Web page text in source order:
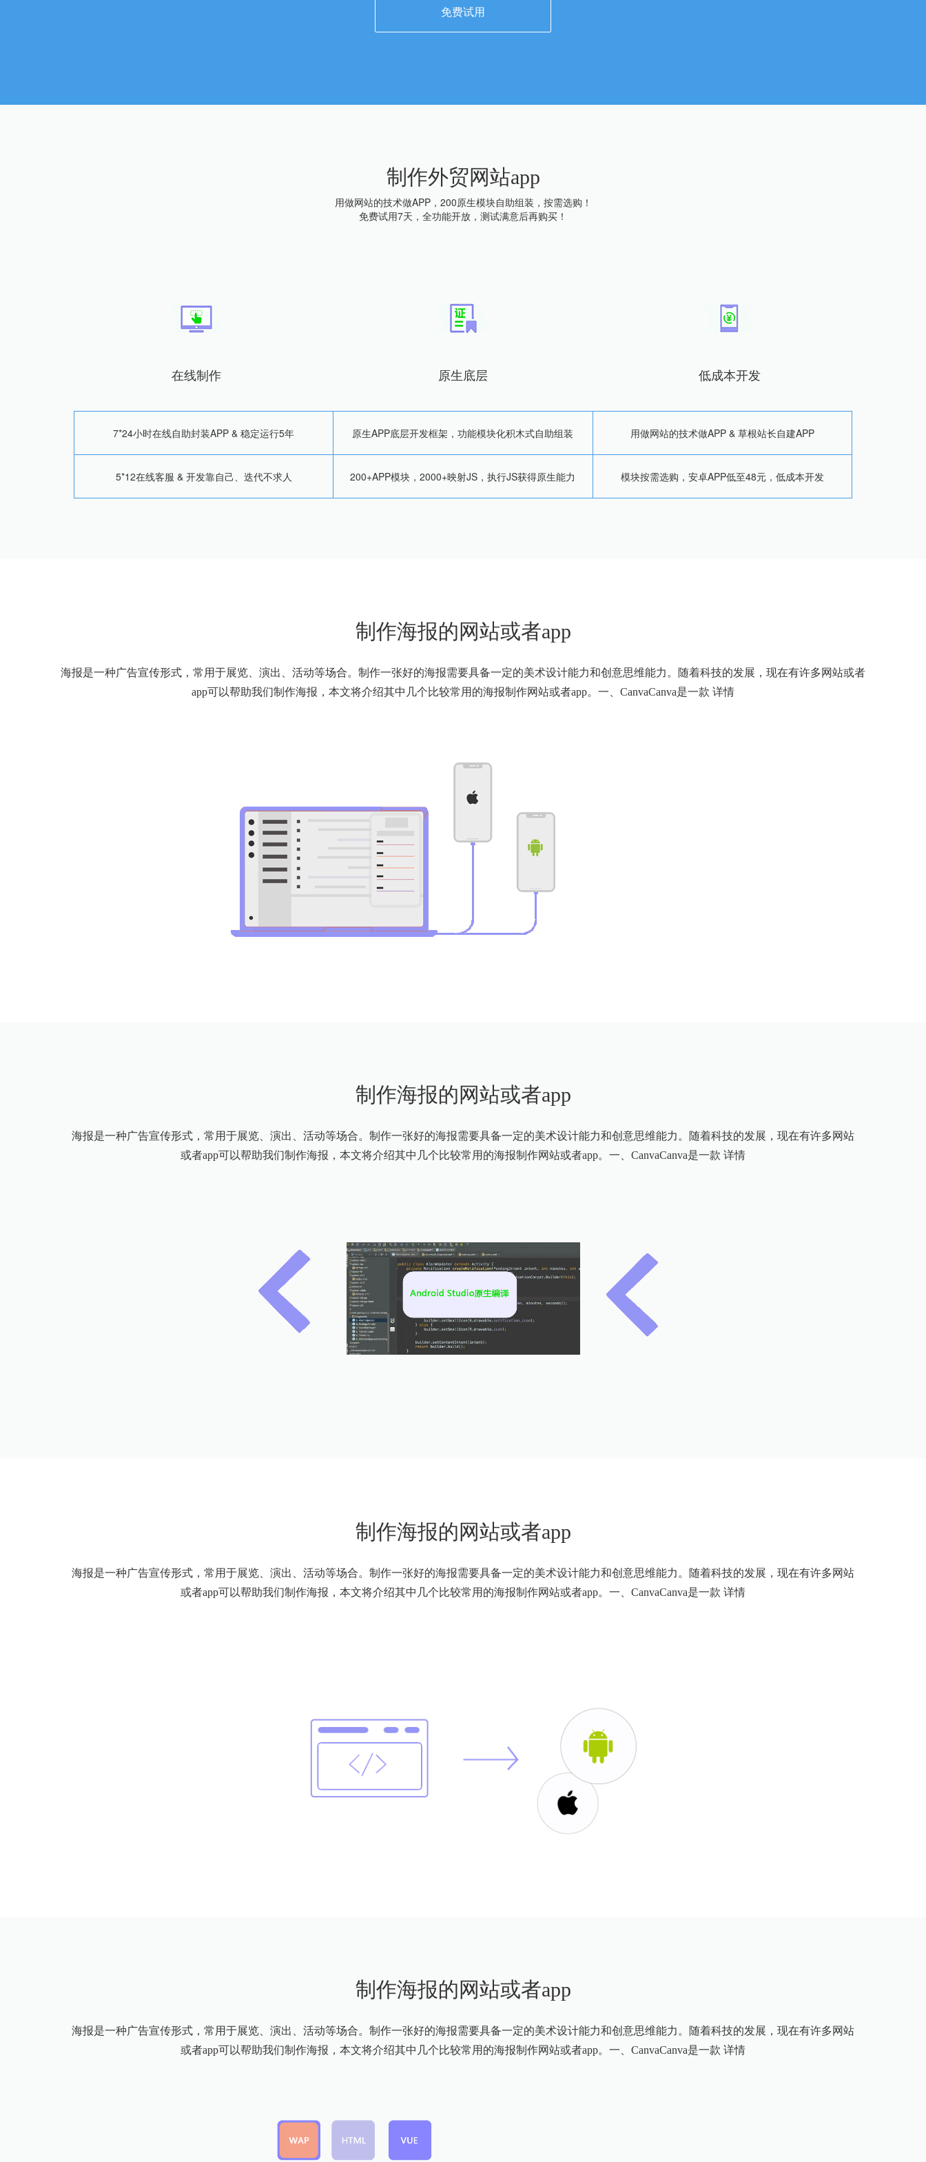
免费试用
制作外贸网站app
用做网站的技术做APP，200原生模块自助组装，按需选购！
免费试用7天，全功能开放，测试满意后再购买！
在线制作 原生底层 低成本开发
7*24小时在线自助封装APP & 稳定运行5年 原生APP底层开发框架，功能模块化积木式自助组装 用做网站的技术做APP & 草根站长自建APP
5*12在线客服 & 开发靠自己、迭代不求人 200+APP模块，2000+映射JS，执行JS获得原生能力 模块按需选购，安卓APP低至48元，低成本开发
制作海报的网站或者app
海报是一种广告宣传形式，常用于展览、演出、活动等场合。制作一张好的海报需要具备一定的美术设计能力和创意思维能力。随着科技的发展，现在有许多网站或者
app可以帮助我们制作海报，本文将介绍其中几个比较常用的海报制作网站或者app。一、CanvaCanva是一款 详情
制作海报的网站或者app
海报是一种广告宣传形式，常用于展览、演出、活动等场合。制作一张好的海报需要具备一定的美术设计能力和创意思维能力。随着科技的发展，现在有许多网站
或者app可以帮助我们制作海报，本文将介绍其中几个比较常用的海报制作网站或者app。一、CanvaCanva是一款 详情
制作海报的网站或者app
海报是一种广告宣传形式，常用于展览、演出、活动等场合。制作一张好的海报需要具备一定的美术设计能力和创意思维能力。随着科技的发展，现在有许多网站
或者app可以帮助我们制作海报，本文将介绍其中几个比较常用的海报制作网站或者app。一、CanvaCanva是一款 详情
制作海报的网站或者app
海报是一种广告宣传形式，常用于展览、演出、活动等场合。制作一张好的海报需要具备一定的美术设计能力和创意思维能力。随着科技的发展，现在有许多网站
或者app可以帮助我们制作海报，本文将介绍其中几个比较常用的海报制作网站或者app。一、CanvaCanva是一款 详情